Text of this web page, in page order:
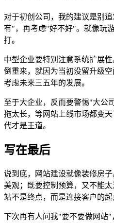
对于初创公司，我的建议是别
有"，再考虑"好不好"。就像玩
打。
中型企业要特别注意系统扩展
倒重来，就因为当初没留升级
考虑未来三五年的发展。
至于大企业，反而要警惕"大公
拖太长，等网站上线市场都变
代才是王道。
写在最后
说到底，网站建设就像装修房
美观；既要控制预算，又不能
站不是终点，而是连接客户的起
下次再有人问我"要不要做网站